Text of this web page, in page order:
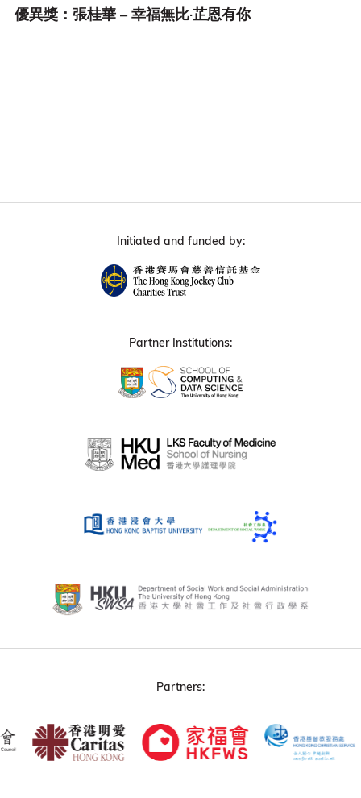
優異獎：張桂華 – 幸福無比·芷恩有你
Initiated and funded by:
Partner Institutions:
Partners: